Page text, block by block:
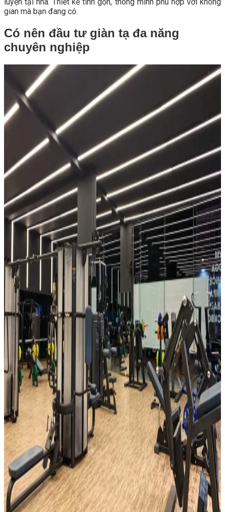
luyện tại nhà. Thiết kế tinh gọn, thông minh phù hợp với không
gian mà bạn đang có.
Có nên đầu tư giàn tạ đa năng
chuyên nghiệp